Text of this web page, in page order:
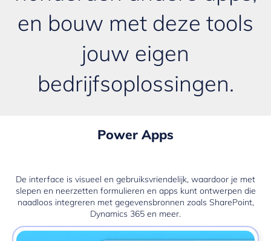
en bouw met deze tools
jouw eigen
bedrijfsoplossingen.
Power Apps
De interface is visueel en gebruiksvriendelijk, waardoor je met
slepen en neerzetten formulieren en apps kunt ontwerpen die
naadloos integreren met gegevensbronnen zoals SharePoint,
Dynamics 365 en meer.